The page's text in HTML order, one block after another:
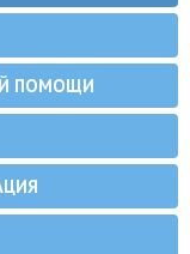
ПОМОЩИ